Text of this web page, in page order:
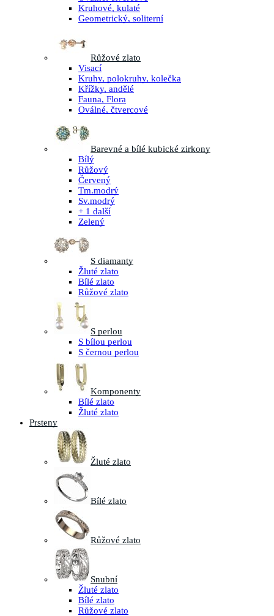
Kruhové, kulaté
Geometrický, soliterní
Růžové zlato
Visací
Kruhy, polokruhy, kolečka
Křížky, andělé
Fauna, Flora
Oválné, čtvercové
Barevné a bílé kubické zirkony
Bílý
Růžový
Červený
Tm.modrý
Sv.modrý
+ 1 další
Zelený
S diamanty
Žluté zlato
Bílé zlato
Růžové zlato
S perlou
S bílou perlou
S černou perlou
Komponenty
Bílé zlato
Žluté zlato
Prsteny
Žluté zlato
Bílé zlato
Růžové zlato
Snubní
Žluté zlato
Bílé zlato
Růžové zlato